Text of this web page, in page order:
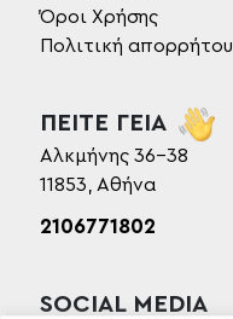
Όροι Χρήσης
Πολιτική απορρήτου
ΠΕΙΤΕ ΓΕΙΑ
Αλκμήνης 36-38
11853, Αθήνα
2106771802
SOCIAL MEDIA